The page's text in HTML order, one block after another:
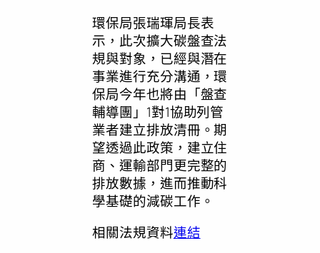
環保局張瑞琿局長表
示，此次擴大碳盤查法
規與對象，已經與潛在
事業進行充分溝通，環
保局今年也將由「盤查
輔導團」1對1協助列管
業者建立排放清冊。期
望透過此政策，建立住
商、運輸部門更完整的
排放數據，進而推動科
學基礎的減碳工作。
相關法規資料連結